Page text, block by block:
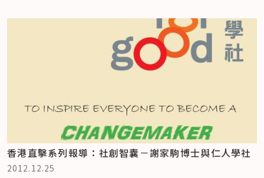
香港直擊系列報導：社創智囊－謝家駒博士與仁人學社
2012.12.25